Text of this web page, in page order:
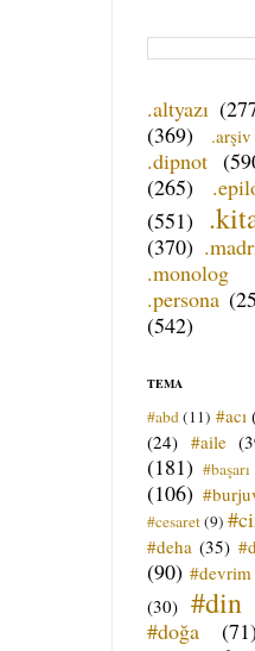
.altyazı
(369)
.arşiv
.dipnot
(265)
(551)
(370)
.monolog
.persona
(542)
TEMA
#abd (11) #acı
(24) #aile
(181) #başarı
(106)
#cesaret(9)
#deha (35)
(90) #devrim
(30) #din
#doğa